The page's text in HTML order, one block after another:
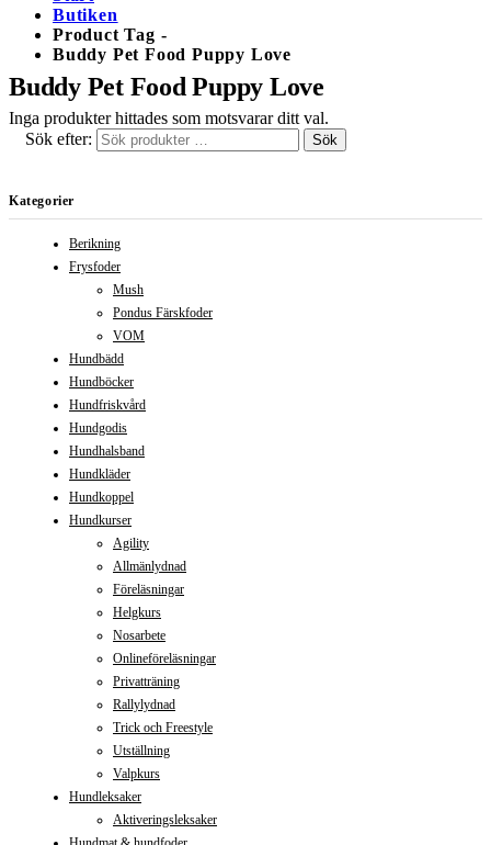
Butiken
Product Tag -
Buddy Pet Food Puppy Love
Buddy Pet Food Puppy Love
Inga produkter hittades som motsvarar ditt val.
Sök efter:
Sök
Kategorier
Berikning
Frysfoder
Mush
Pondus Färskfoder
VOM
Hundbädd
Hundböcker
Hundfriskvård
Hundgodis
Hundhalsband
Hundkläder
Hundkoppel
Hundkurser
Agility
Allmänlydnad
Föreläsningar
Helgkurs
Nosarbete
Onlineföreläsningar
Privatträning
Rallylydnad
Trick och Freestyle
Utställning
Valpkurs
Hundleksaker
Aktiveringsleksaker